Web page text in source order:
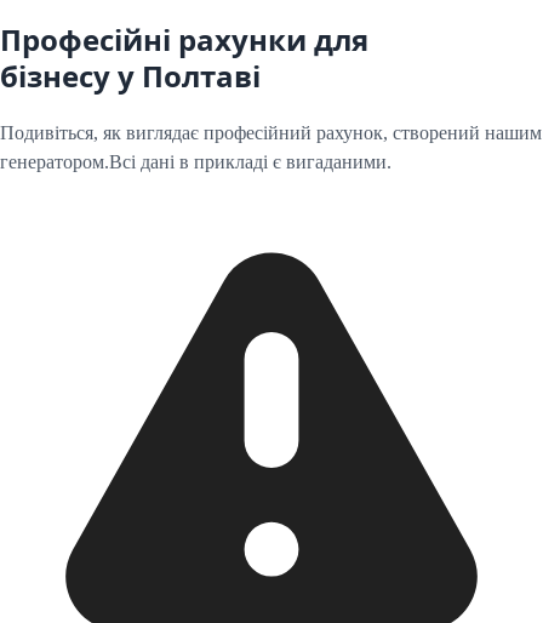
Професійні рахунки для
бізнесу у Полтаві
Подивіться, як виглядає професійний рахунок, створений нашим
генератором.Всі дані в прикладі є вигаданими.